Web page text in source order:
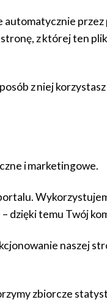
z której ten
z niej
i marketingowe.
dzięki temu Twój
naszej
zbiorcze